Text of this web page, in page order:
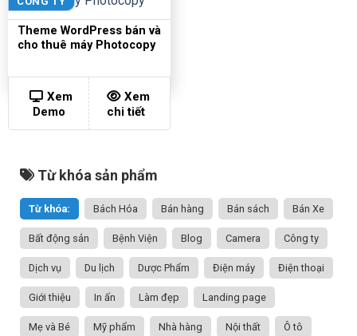
Theme WordPress bán và
cho thuê máy Photocopy
Xem
Demo
Xem
chi tiết
Từ khóa sản phẩm
Từ khóa: Bách Hóa Bán hàng Bán sách Bán Xe
Bất động sản Bệnh Viện Blog Camera Công ty
Dịch vụ Du lịch Dược Phẩm Điện máy Điện thoại
Giới thiệu In ấn Làm đẹp Landing page
Mẹ và Bé Mỹ phẩm Nhà hàng Nội thất Ô tô